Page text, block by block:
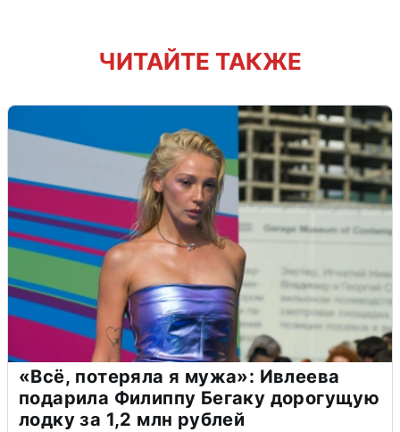
ЧИТАЙТЕ ТАКЖЕ
«Всё, потеряла я мужа»: Ивлеева
подарила Филиппу Бегаку дорогущую
лодку за 1,2 млн рублей